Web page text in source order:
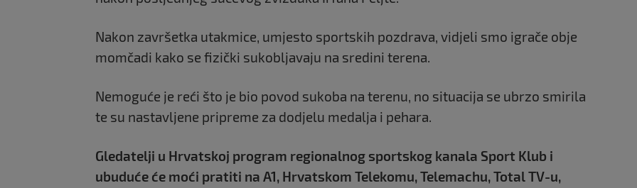
Nakon završetka utakmice, umjesto sportskih pozdrava, vidjeli smo igrače obje
momčadi kako se fizički sukobljavaju na sredini terena.
Nemoguće je reći što je bio povod sukoba na terenu, no situacija se ubrzo smirila
te su nastavljene pripreme za dodjelu medalja i pehara.
Gledatelji u Hrvatskoj program regionalnog sportskog kanala Sport Klub i
ubuduće će moći pratiti na A1, Hrvatskom Telekomu, Telemachu, Total TV-u,